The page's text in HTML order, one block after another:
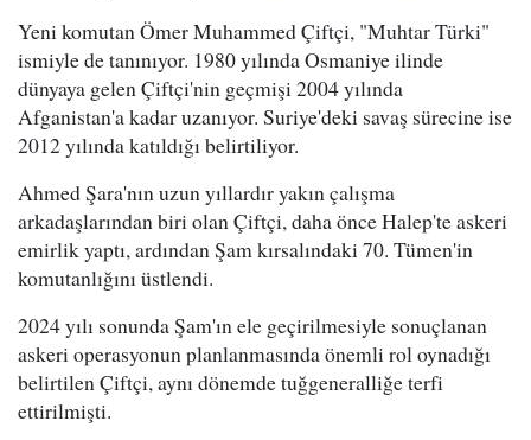
Yeni komutan Ömer Muhammed Çiftçi, "Muhtar Türki"
ismiyle de tanınıyor. 1980 yılında Osmaniye ilinde
dünyaya gelen Çiftçi'nin geçmişi 2004 yılında
Afganistan'a kadar uzanıyor. Suriye'deki savaş sürecine ise
2012 yılında katıldığı belirtiliyor.
Ahmed Şara'nın uzun yıllardır yakın çalışma
arkadaşlarından biri olan Çiftçi, daha önce Halep'te askeri
emirlik yaptı, ardından Şam kırsalındaki 70. Tümen'in
komutanlığını üstlendi.
2024 yılı sonunda Şam'ın ele geçirilmesiyle sonuçlanan
askeri operasyonun planlanmasında önemli rol oynadığı
belirtilen Çiftçi, aynı dönemde tuğgeneralliğe terfi
ettirilmişti.